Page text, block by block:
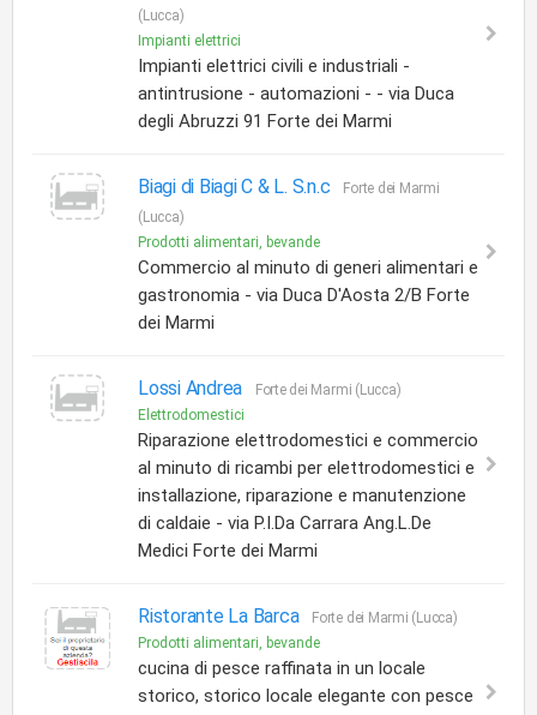
(Lucca)
Impianti elettrici
Impianti elettrici civili e industriali -
antintrusione - automazioni - - via Duca
degli Abruzzi 91 Forte dei Marmi
Biagi di Biagi C & L. S.n.c
Forte dei Marmi
(Lucca)
Prodotti alimentari, bevande
Commercio al minuto di generi alimentari e
gastronomia - via Duca D'Aosta 2/B Forte
dei Marmi
Lossi Andrea
Forte dei Marmi (Lucca)
Elettrodomestici
Riparazione elettrodomestici e commercio
al minuto di ricambi per elettrodomestici e
installazione, riparazione e manutenzione
di caldaie - via P.I.Da Carrara Ang.L.De
Medici Forte dei Marmi
Ristorante La Barca
Forte dei Marmi (Lucca)
Prodotti alimentari, bevande
cucina di pesce raffinata in un locale
storico, storico locale elegante con pesce